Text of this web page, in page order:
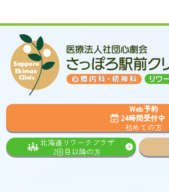
北海道リワークプラザ
2回目以降の方
Web予約
24時間受付中
初めての方